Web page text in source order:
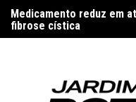
para
o
Medicamento reduz em
fibrose cística